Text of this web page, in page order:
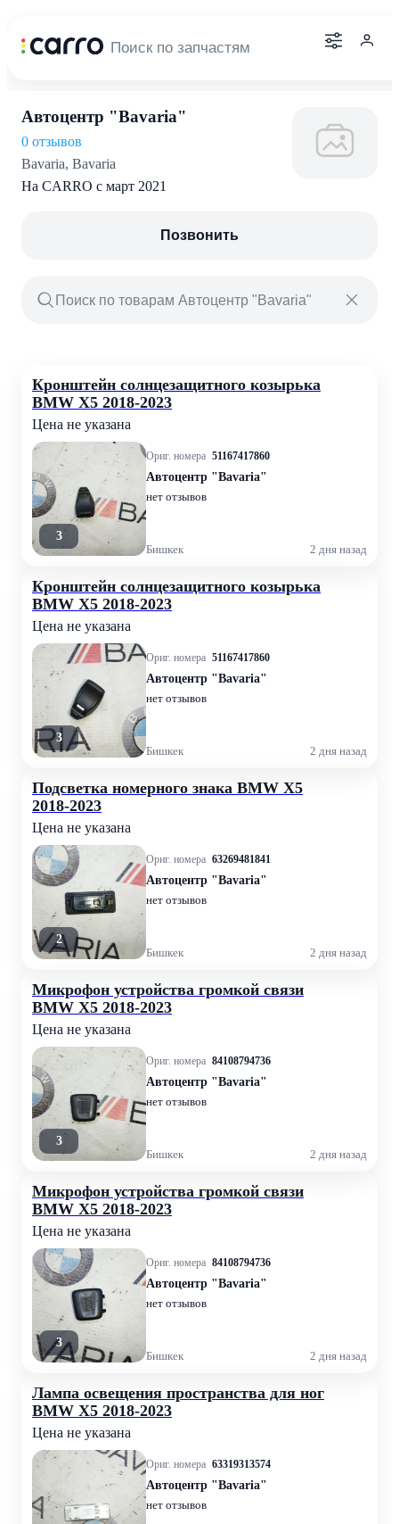
Автоцентр "Bavaria"
0 отзывов
Bavaria, Bavaria
На CARRO с март 2021
Позвонить
Кронштейн солнцезащитного козырька
BMW X5 2018-2023
Цена не указана
3
Ориг. номера 51167417860
Автоцентр "Bavaria"
нет отзывов
Бишкек 2 дня назад
Кронштейн солнцезащитного козырька
BMW X5 2018-2023
Цена не указана
3
Ориг. номера 51167417860
Автоцентр "Bavaria"
нет отзывов
Бишкек 2 дня назад
Подсветка номерного знака BMW X5
2018-2023
Цена не указана
2
Ориг. номера 63269481841
Автоцентр "Bavaria"
нет отзывов
Бишкек 2 дня назад
Микрофон устройства громкой связи
BMW X5 2018-2023
Цена не указана
3
Ориг. номера 84108794736
Автоцентр "Bavaria"
нет отзывов
Бишкек 2 дня назад
Микрофон устройства громкой связи
BMW X5 2018-2023
Цена не указана
3
Ориг. номера 84108794736
Автоцентр "Bavaria"
нет отзывов
Бишкек 2 дня назад
Лампа освещения пространства для ног
BMW X5 2018-2023
Цена не указана
Ориг. номера 63319313574
Автоцентр "Bavaria"
нет отзывов